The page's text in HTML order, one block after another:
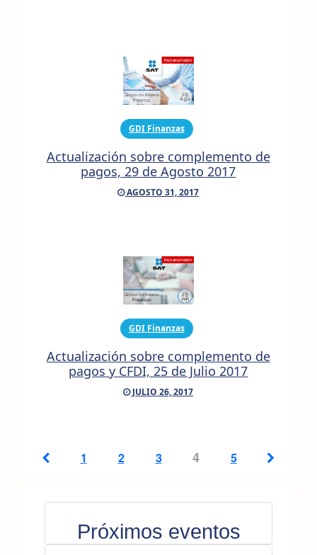
GDI Finanzas
Actualización sobre complemento de
pagos, 29 de Agosto 2017
AGOSTO 31, 2017
GDI Finanzas
Actualización sobre complemento de
pagos y CFDI, 25 de Julio 2017
JULIO 26, 2017
1 2 3 4 5
Próximos eventos